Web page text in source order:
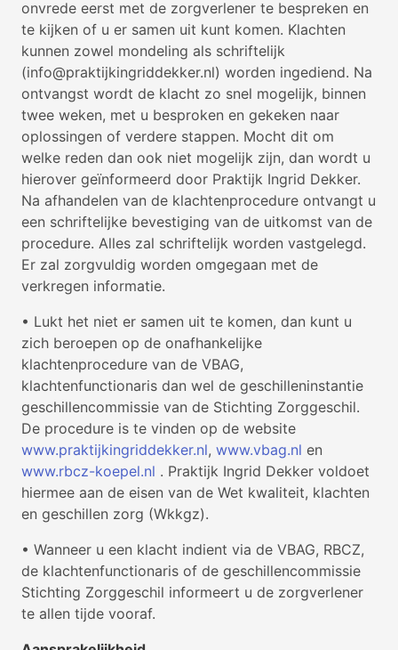
onvrede eerst met de zorgverlener te bespreken en
te kijken of u er samen uit kunt komen. Klachten
kunnen zowel mondeling als schriftelijk
(info@praktijkingriddekker.nl) worden ingediend. Na
ontvangst wordt de klacht zo snel mogelijk, binnen
twee weken, met u besproken en gekeken naar
oplossingen of verdere stappen. Mocht dit om
welke reden dan ook niet mogelijk zijn, dan wordt u
hierover geïnformeerd door Praktijk Ingrid Dekker.
Na afhandelen van de klachtenprocedure ontvangt u
een schriftelijke bevestiging van de uitkomst van de
procedure. Alles zal schriftelijk worden vastgelegd.
Er zal zorgvuldig worden omgegaan met de
verkregen informatie.
• Lukt het niet er samen uit te komen, dan kunt u
zich beroepen op de onafhankelijke
klachtenprocedure van de VBAG,
klachtenfunctionaris dan wel de geschilleninstantie
geschillencommissie van de Stichting Zorggeschil.
De procedure is te vinden op de website
www.praktijkingriddekker.nl, www.vbag.nl en
www.rbcz-koepel.nl . Praktijk Ingrid Dekker voldoet
hiermee aan de eisen van de Wet kwaliteit, klachten
en geschillen zorg (Wkkgz).
• Wanneer u een klacht indient via de VBAG, RBCZ,
de klachtenfunctionaris of de geschillencommissie
Stichting Zorggeschil informeert u de zorgverlener
te allen tijde vooraf.